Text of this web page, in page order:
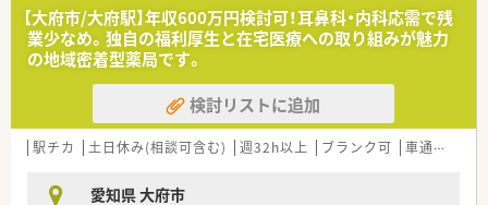
【大府市/大府駅】年収600万円検討可！耳鼻科・内科応需で残
業少なめ。独自の福利厚生と在宅医療への取り組みが魅力
の地域密着型薬局です。
検討リストに追加
駅チカ 土日休み(相談可含む) 週32h以上 ブランク可 車通勤可
愛知県 大府市